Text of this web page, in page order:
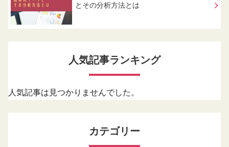
とその分析方法とは
人気記事ランキング
人気記事は見つかりませんでした。
カテゴリー